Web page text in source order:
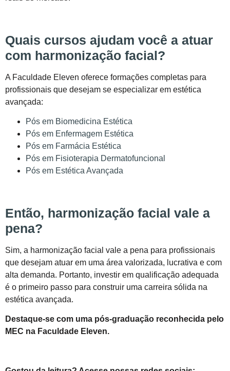
Quais cursos ajudam você a atuar
com harmonização facial?
A Faculdade Eleven oferece formações completas para
profissionais que desejam se especializar em estética
avançada:
Pós em Biomedicina Estética
Pós em Enfermagem Estética
Pós em Farmácia Estética
Pós em Fisioterapia Dermatofuncional
Pós em Estética Avançada
Então, harmonização facial vale a
pena?
Sim, a harmonização facial vale a pena para profissionais
que desejam atuar em uma área valorizada, lucrativa e com
alta demanda. Portanto, investir em qualificação adequada
é o primeiro passo para construir uma carreira sólida na
estética avançada.
Destaque-se com uma pós-graduação reconhecida pelo
MEC na Faculdade Eleven.